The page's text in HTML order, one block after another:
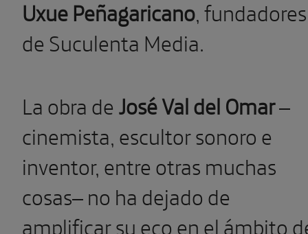
Uxue Peñagaricano, fundadores
de Suculenta Media.
La obra deJosé Val del Omar–
cinemista, escultor sonoro e
inventor, entre otras muchas
cosas– no ha dejado de
amplificar su eco en el ámbito